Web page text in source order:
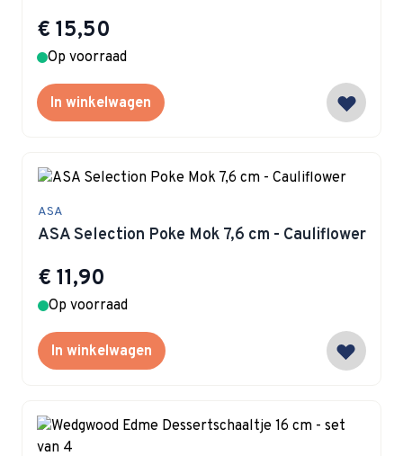
€ 15,50
Op voorraad
In winkelwagen
ASA
ASA Selection Poke Mok 7,6 cm - Cauliflower
€ 11,90
Op voorraad
In winkelwagen